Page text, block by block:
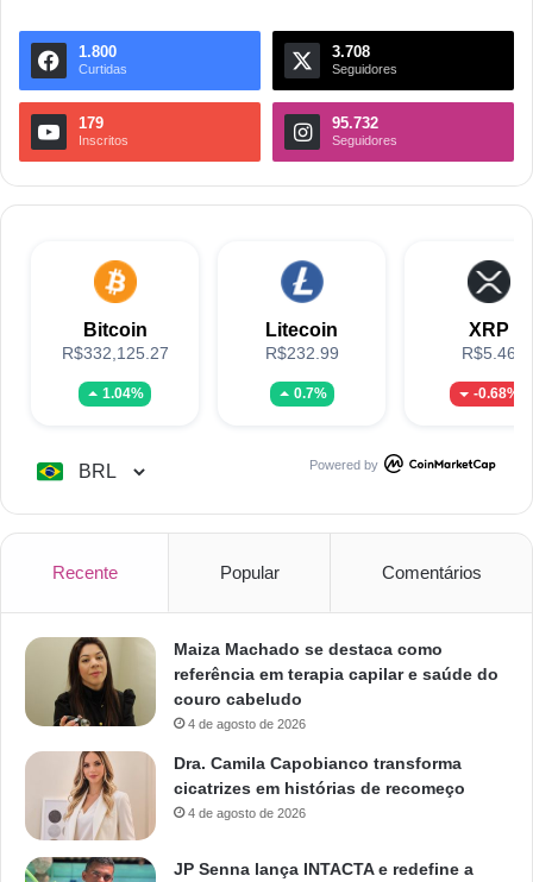
1.800
Curtidas
3.708
Seguidores
179
Inscritos
95.732
Seguidores
Bitcoin
R$332,125.27
1.04%
Litecoin
R$232.99
0.7%
XRP
R$5.46
-0.68%
Powered by
Recente Popular Comentários
Maiza Machado se destaca como
referência em terapia capilar e saúde do
couro cabeludo
4 de agosto de 2026
Dra. Camila Capobianco transforma
cicatrizes em histórias de recomeço
4 de agosto de 2026
JP Senna lança INTACTA e redefine a